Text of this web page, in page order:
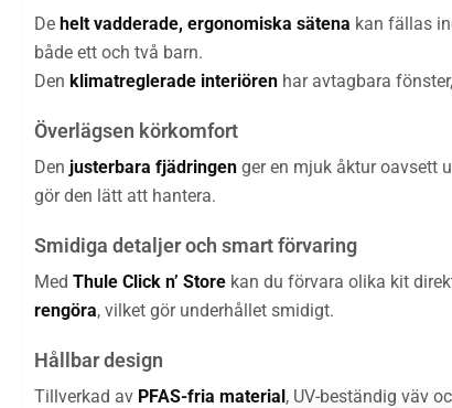
De helt vadderade, ergonomiska sätena kan fällas
både ett och två barn.
Den klimatreglerade interiören har avtagbara
Överlägsen körkomfort
Den justerbara fjädringen ger en mjuk åktur oavsett
gör den lätt att hantera.
Smidiga detaljer och smart förvaring
Med Thule Click n’ Store kan du förvara olika kit
rengöra, vilket gör underhållet smidigt.
Hållbar design
Tillverkad av PFAS-fria material, UV-beständig väv